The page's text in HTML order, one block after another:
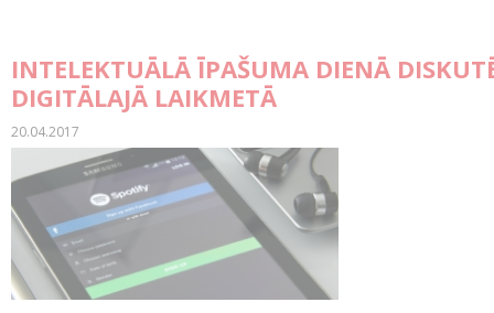
INTELEKTUĀLĀ ĪPAŠUMA DIENĀ
DIGITĀLAJĀ LAIKMETĀ
20.04.2017